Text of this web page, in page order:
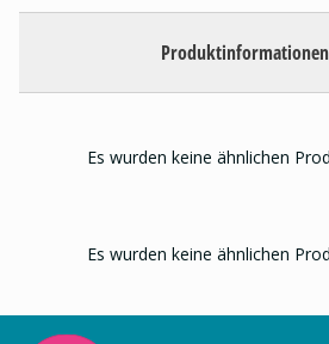
Produktinformationen
Es wurden keine ähnlichen
Es wurden keine ähnlichen